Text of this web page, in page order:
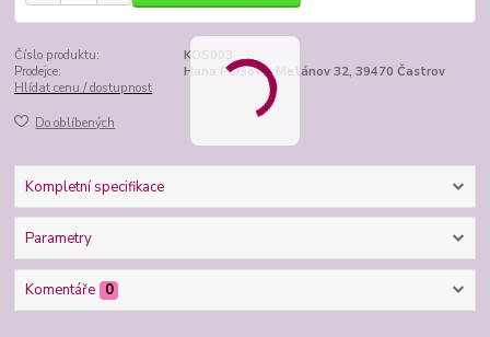
Číslo produktu:
KOS003
Prodejce:
Hana Poršová, Metánov 32, 39470 Častrov
Hlídat cenu / dostupnost
Do oblíbených
Kompletní specifikace
Parametry
Komentáře 0